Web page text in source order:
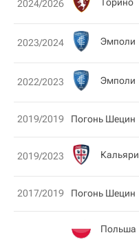
2024/2026
2023/2024 Эмполи
2022/2023 Эмполи
2019/2019 Погонь Шецин
2019/2023 Кальяри
2017/2019 Погонь Шецин
Польша